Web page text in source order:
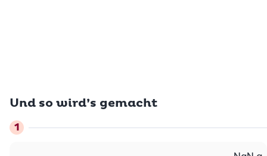
Und so wird’s gemacht